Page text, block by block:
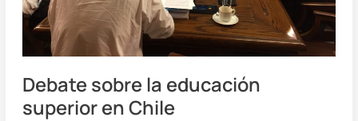
Debate sobre la educación
superior en Chile